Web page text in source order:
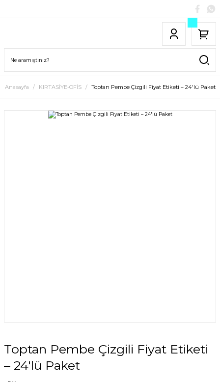
Anasayfa KIRTASİYE-OFİS Toptan Pembe Çizgili Fiyat Etiketi – 24'lü Paket
Toptan Pembe Çizgili Fiyat Etiketi
– 24'lü Paket